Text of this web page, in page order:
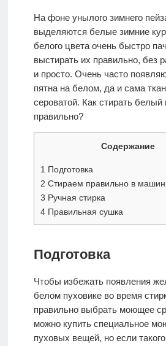
Стирка и
На фоне унылого зимнего
выделяются белые зимние
белого цвета очень быстро
выстирать их правильно, без
и просто. Очень часто
пятна на белом, да и сама
сероватой. Как стирать белый
правильно?
Содержание
1 Подготовка
2 Стираем правильно в
3 Ручная стирка
4Правильная сушка
Подготовка
Чтобы избежать появления
белом пуховике во время
правильно выбрать моющее
можно купить специальное
пуховых вещей, но если